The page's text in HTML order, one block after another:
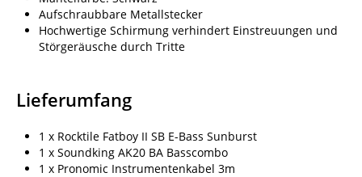
Aufschraubbare Metallstecker
Hochwertige Schirmung verhindert Einstreuungen und
Störgeräusche durch Tritte
Lieferumfang
1 x Rocktile Fatboy II SB E-Bass Sunburst
1 x Soundking AK20 BA Basscombo
1 x Pronomic Instrumentenkabel 3m